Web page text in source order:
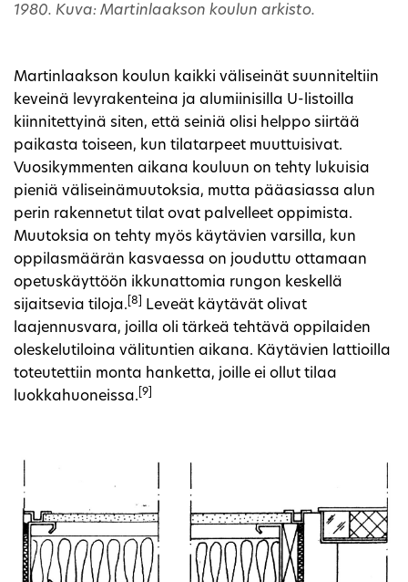
1980. Kuva: Martinlaakson koulun arkisto.
Martinlaakson koulun kaikki väliseinät suunniteltiin
keveinä levyrakenteina ja alumiinisilla U-listoilla
kiinnitettyinä siten, että seiniä olisi helppo siirtää
paikasta toiseen, kun tilatarpeet muuttuisivat.
Vuosikymmenten aikana kouluun on tehty lukuisia
pieniä väliseinämuutoksia, mutta pääasiassa alun
perin rakennetut tilat ovat palvelleet oppimista.
Muutoksia on tehty myös käytävien varsilla, kun
oppilasmäärän kasvaessa on jouduttu ottamaan
opetuskäyttöön ikkunattomia rungon keskellä
sijaitsevia tiloja. [8]
Leveät käytävät olivat
laajennusvara, joilla oli tärkeä tehtävä oppilaiden
oleskelutiloina välituntien aikana. Käytävien lattioilla
toteutettiin monta hanketta, joille ei ollut tilaa
luokkahuoneissa. [9]